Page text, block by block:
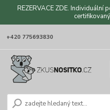
REZERVACE ZDE. Individuální
+420 775693830